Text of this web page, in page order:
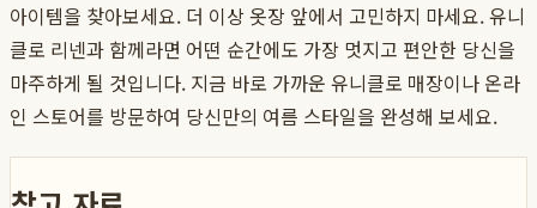
아이템을 찾아보세요. 더 이상 옷장 앞에서 고민하지 마세요. 유니
클로 리넨과 함께라면 어떤 순간에도 가장 멋지고 편안한 당신을
마주하게 될 것입니다. 지금 바로 가까운 유니클로 매장이나 온라
인 스토어를 방문하여 당신만의 여름 스타일을 완성해 보세요.